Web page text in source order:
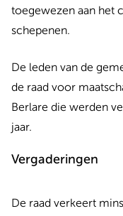
toegewezen aan het
schepenen.
De leden van de
de raad voor
Berlare die werden
jaar.
Vergaderingen
De raad verkeert